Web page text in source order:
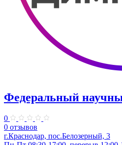
Федеральный
0
0 отзывов
г.Краснодар, пос.Белозерный, 3